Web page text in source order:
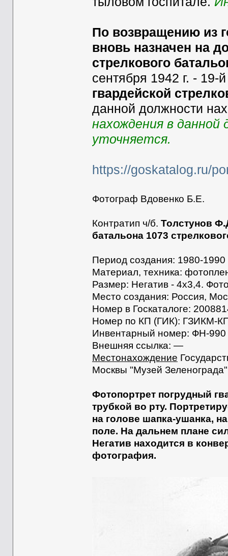
По возвращению из
вновь назначен на
стрелкового
сентября 1942 г. - 19-
гвардейской
данной должности
нахождения в
уточняется.
https://goskatalog.ru/
Фотограф Вдовенко Б.Е.
Контратип ч/б. Толстунов
батальона 1073
Период создания: 1980-1990
Материал, техника:
Размер: Негатив - 4х3,4.
Место создания: Россия,
Номер в Госкаталоге:
Номер по КП (ГИК): ГЗИКМ-
Инвентарный номер: ФН-990
Внешняя ссылка: —
Местонахождение
Москвы "Музей Зеленограда"
Фотопортрет погрудный
трубкой во рту.
на голове шапка-ушанка,
поле. На дальнем плане
Негатив находится в
фотография.